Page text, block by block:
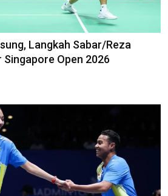
Langkah Sabar/Reza
Open 2026